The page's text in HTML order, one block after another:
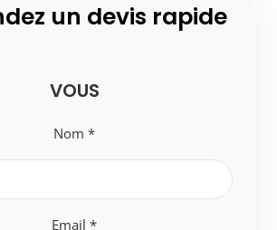
un devis rapide
VOUS
Nom *
Email *